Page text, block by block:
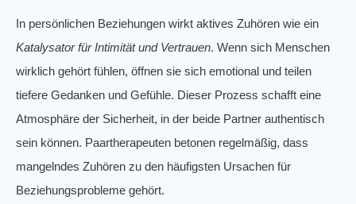
In persönlichen Beziehungen wirkt aktives Zuhören wie ein
Katalysator für Intimität und Vertrauen. Wenn sich Menschen
wirklich gehört fühlen, öffnen sie sich emotional und teilen
tiefere Gedanken und Gefühle. Dieser Prozess schafft eine
Atmosphäre der Sicherheit, in der beide Partner authentisch
sein können. Paartherapeuten betonen regelmäßig, dass
mangelndes Zuhören zu den häufigsten Ursachen für
Beziehungsprobleme gehört.